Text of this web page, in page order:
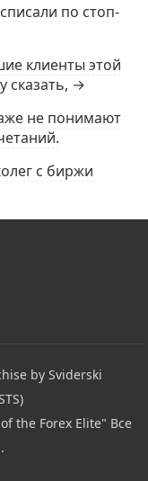
по стоп-
клиенты этой
сказать, →
не понимают
с биржи
by Sviderski
the Forex Elite" Все